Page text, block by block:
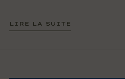
LIRE LA SUITE